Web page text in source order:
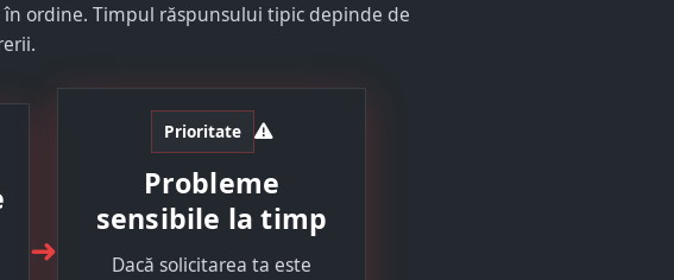
ordine. Timpul răspunsului tipic depinde de
➜
Prioritate
Probleme
sensibile la timp
Dacă solicitarea ta este